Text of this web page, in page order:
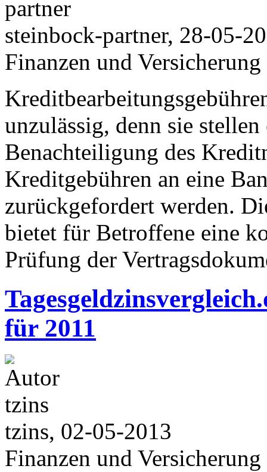
steinbock-partner, 28-05-
Finanzen und Versicherung
unzulässig, denn sie stellen
Benachteiligung des
Kreditgebühren an eine
zurückgefordert werden.
bietet für Betroffene eine
Prüfung der
für 2011
tzins, 02-05-2013
Finanzen und Versicherung